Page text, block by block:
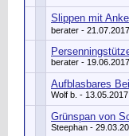
Slippen mit
berater - 21.07.2017
berater - 19.06.2017
Aufblasbares
Wolf b. - 13.05.2017
Grünspan von
Steephan -